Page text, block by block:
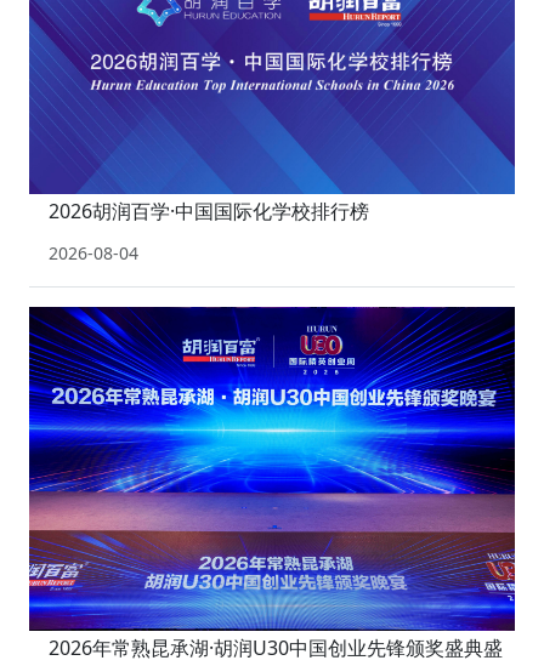
2026胡润百学·中国国际化学校排行榜
2026-08-04
2026年常熟昆承湖·胡润U30中国创业先锋颁奖盛典盛